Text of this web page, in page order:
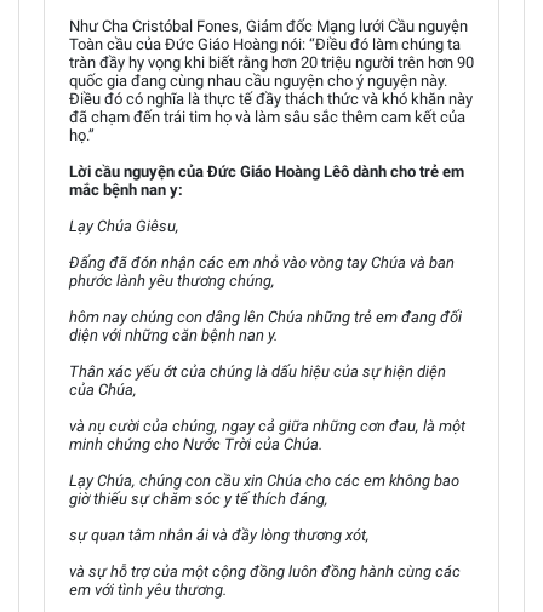
Như Cha Cristóbal Fones, Giám đốc Mạng lưới Cầu nguyện
Toàn cầu của Đức Giáo Hoàng nói: “Điều đó làm chúng ta
tràn đầy hy vọng khi biết rằng hơn 20 triệu người trên hơn 90
quốc gia đang cùng nhau cầu nguyện cho ý nguyện này.
Điều đó có nghĩa là thực tế đầy thách thức và khó khăn này
đã chạm đến trái tim họ và làm sâu sắc thêm cam kết của
họ.”
Lời cầu nguyện của Đức Giáo Hoàng Lêô dành cho trẻ em
mắc bệnh nan y:
Lạy Chúa Giêsu,
Đấng đã đón nhận các em nhỏ vào vòng tay Chúa và ban
phước lành yêu thương chúng,
hôm nay chúng con dâng lên Chúa những trẻ em đang đối
diện với những căn bệnh nan y.
Thân xác yếu ớt của chúng là dấu hiệu của sự hiện diện
của Chúa,
và nụ cười của chúng, ngay cả giữa những cơn đau, là một
minh chứng cho Nước Trời của Chúa.
Lạy Chúa, chúng con cầu xin Chúa cho các em không bao
giờ thiếu sự chăm sóc y tế thích đáng,
sự quan tâm nhân ái và đầy lòng thương xót,
và sự hỗ trợ của một cộng đồng luôn đồng hành cùng các
em với tình yêu thương.